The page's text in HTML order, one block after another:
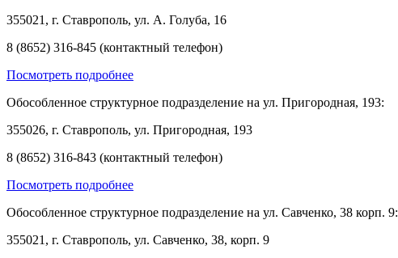
355021, г. Ставрополь, ул. А. Голуба, 16
8 (8652) 316-845 (контактный телефон)
Посмотреть подробнее
Обособленное структурное подразделение на ул. Пригородная, 193:
355026, г. Ставрополь, ул. Пригородная, 193
8 (8652) 316-843 (контактный телефон)
Посмотреть подробнее
Обособленное структурное подразделение на ул. Савченко, 38 корп. 9:
355021, г. Ставрополь, ул. Савченко, 38, корп. 9